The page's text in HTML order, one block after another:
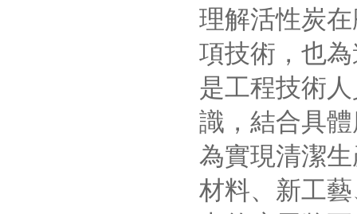
理解活性炭
項技術，也
是工程技術
識，結合具
為實現清潔
材料、新工